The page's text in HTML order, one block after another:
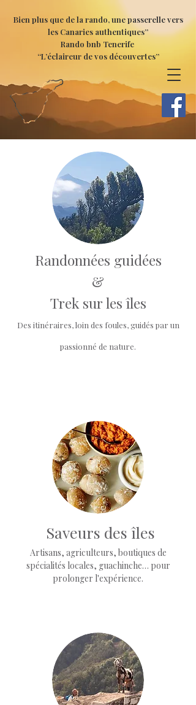
Bien plus que de la rando, une passerelle vers
les Canaries authentiques”
Rando bnb Tenerife
“L’éclaireur de vos découvertes”
Randonnées guidées
&
Trek sur les îles
Des itinéraires, loin des foules, guidés par un
passionné de nature.
Saveurs des îles
Artisans, agriculteurs, boutiques de
spécialités locales, guachinche… pour
prolonger l'expérience.